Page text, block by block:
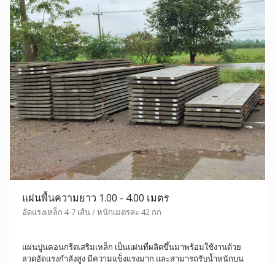
แผ่นพื้นความยาว 1.00 - 4.00 เมตร
อัดแรงเหล็ก 4-7 เส้น / หนักเมตรละ 42 กก
แผ่นปูนคอนกรีตเสริมเหล็ก เป็นแผ่นที่ผลิตขึ้นมาพร้อมใช้งานด้วย
ลวดอัดแรงกำลังสูง มีความแข็งแรงมาก และสามารถรับน้ำหนักบน